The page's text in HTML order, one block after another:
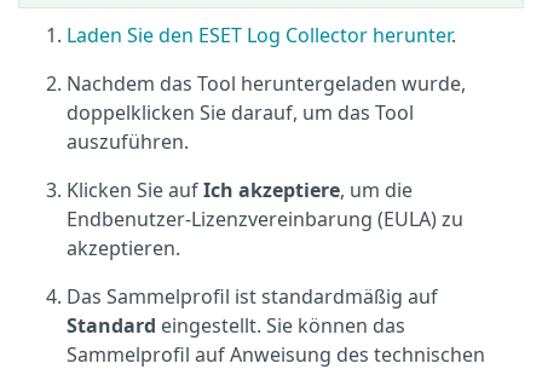
Laden Sie den ESET Log Collector herunter.
Nachdem das Tool heruntergeladen wurde,
doppelklicken Sie darauf, um das Tool
auszuführen.
Klicken Sie aufIch akzeptiere, um die
Endbenutzer-Lizenzvereinbarung (EULA) zu
akzeptieren.
Das Sammelprofil ist standardmäßig auf
Standard eingestellt. Sie können das
Sammelprofil auf Anweisung des technischen